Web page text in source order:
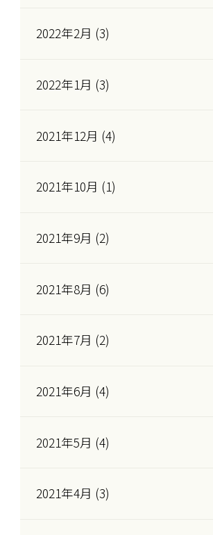
2022年2月 (3)
2022年1月 (3)
2021年12月 (4)
2021年10月 (1)
2021年9月 (2)
2021年8月 (6)
2021年7月 (2)
2021年6月 (4)
2021年5月 (4)
2021年4月 (3)